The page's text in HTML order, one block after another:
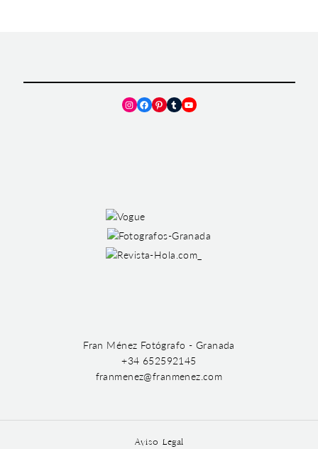
Instagram
Facebook
Pinterest
TumblrYouTube
Fran Ménez Fotógrafo - Granada
+34 652592145
franmenez@franmenez.com
Aviso Legal